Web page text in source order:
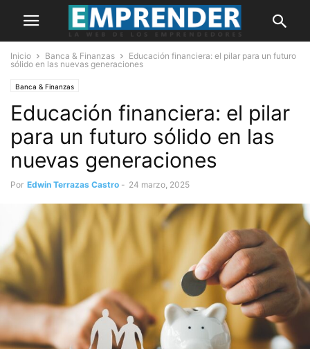
Inicio Banca & Finanzas
Educación financiera: el pilar para un futuro
sólido en las nuevas generaciones
Banca & Finanzas
Educación financiera: el pilar
para un futuro sólido en las
nuevas generaciones
Por Edwin Terrazas Castro - 24 marzo, 2025